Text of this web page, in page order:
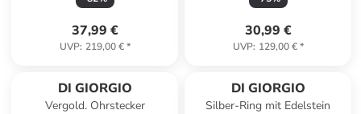
37,99 €
UVP: 219,00 €*
30,99 €
UVP: 129,00 €*
DI GIORGIO
Vergold. Ohrstecker
DI GIORGIO
Silber-Ring mit Edelstein